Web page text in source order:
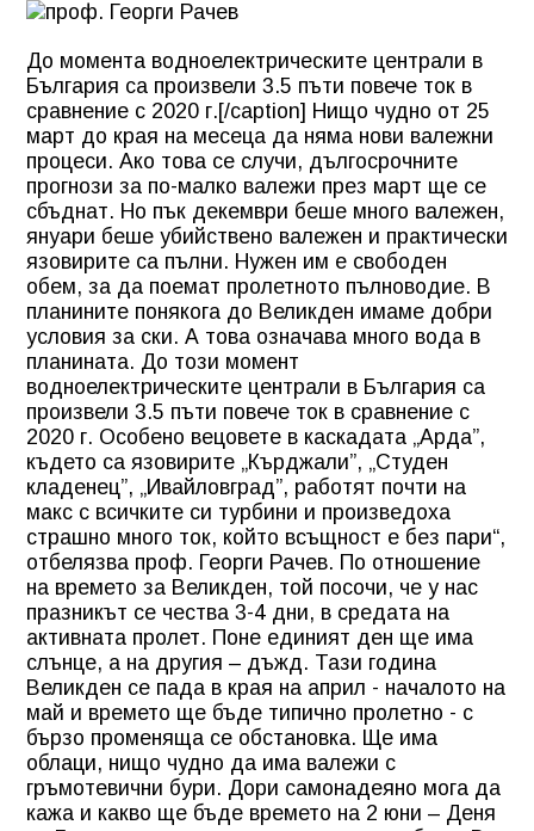
До момента водноелектрическите централи в
България са произвели 3.5 пъти повече ток в
сравнение с 2020 г.[/caption] Нищо чудно от 25
март до края на месеца да няма нови валежни
процеси. Ако това се случи, дългосрочните
прогнози за по-малко валежи през март ще се
сбъднат. Но пък декември беше много валежен,
януари беше убийствено валежен и практически
язовирите са пълни. Нужен им е свободен
обем, за да поемат пролетното пълноводие. В
планините понякога до Великден имаме добри
условия за ски. А това означава много вода в
планината. До този момент
водноелектрическите централи в България са
произвели 3.5 пъти повече ток в сравнение с
2020 г. Особено вецовете в каскадата „Арда”,
където са язовирите „Кърджали”, „Студен
кладенец”, „Ивайловград”, работят почти на
макс с всичките си турбини и произведоха
страшно много ток, който всъщност е без пари“,
отбелязва проф. Георги Рачев. По отношение
на времето за Великден, той посочи, че у нас
празникът се чества 3-4 дни, в средата на
активната пролет. Поне единият ден ще има
слънце, а на другия – дъжд. Тази година
Великден се пада в края на април - началото на
май и времето ще бъде типично пролетно - с
бързо променяща се обстановка. Ще има
облаци, нищо чудно да има валежи с
гръмотевични бури. Дори самонадеяно мога да
кажа и какво ще бъде времето на 2 юни – Деня